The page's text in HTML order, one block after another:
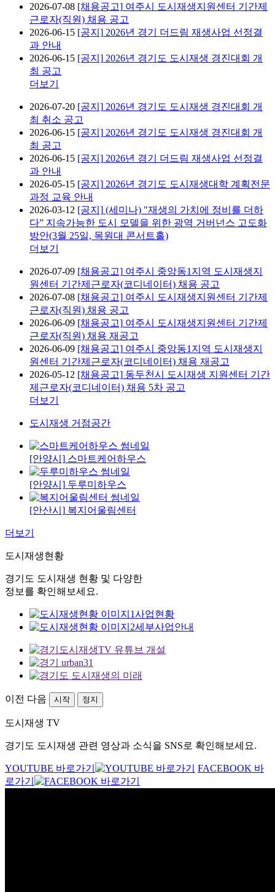
2026-07-08 [채용공고] 여주시 도시재생지원센터 기간제
근로자(직원) 채용 공고
2026-06-15 [공지] 2026년 경기 더드림 재생사업 선정결
과 안내
2026-06-15 [공지] 2026년 경기도 도시재생 경진대회 개
최 공고
더보기
2026-07-20 [공지] 2026년 경기도 도시재생 경진대회 개
최 취소 공고
2026-06-15 [공지] 2026년 경기도 도시재생 경진대회 개
최 공고
2026-06-15 [공지] 2026년 경기 더드림 재생사업 선정결
과 안내
2026-05-15 [공지] 2026년 경기도 도시재생대학 계획전문
과정 교육 안내
2026-03-12 [공지] (세미나) "재생의 가치에 정비를 더하
다” 지속가능한 도시 모델을 위한 광역 거버넌스 고도화
방안(3월 25일, 목원대 콘서트홀)
더보기
2026-07-09 [채용공고] 여주시 중앙동1지역 도시재생지
원센터 기간제근로자(코디네이터) 채용 공고
2026-07-08 [채용공고] 여주시 도시재생지원센터 기간제
근로자(직원) 채용 공고
2026-06-09 [채용공고] 여주시 도시재생지원센터 기간제
근로자(직원) 채용 재공고
2026-06-09 [채용공고] 여주시 중앙동1지역 도시재생지
원센터 기간제근로자(코디네이터) 채용 재공고
2026-05-12 [채용공고] 동두천시 도시재생 지원센터 기간
제근로자(코디네이터) 채용 5차 공고
더보기
도시재생 거점공간
[안양시] 스마트케어하우스
[안양시] 두루미하우스
[안산시] 복지어울림센터
더보기
도시재생현황
경기도 도시재생 현황 및 다양한
정보를 확인해보세요.
사업현황
세부사업안내
이전 다음 시작 정지
도시재생 TV
경기도 도시재생 관련 영상과 소식을 SNS로 확인해보세요.
YOUTUBE 바로가기
FACEBOOK 바
로가기